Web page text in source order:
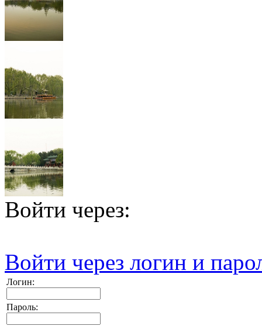
Войти через:
Войти через логин и
Логин:
Пароль: